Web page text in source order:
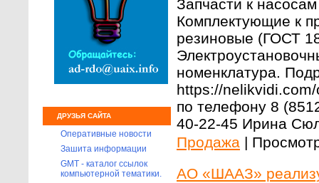
ДРУЗЬЯ САЙТА
Оперативные новости
Зашита информации
GMT - каталог ссылок
компьютерной тематики.
Запчасти к
Комплектующие к
резиновые (ГОСТ
номенклатура.
https://
по телефону 8
40-22-45 Ирина
Продажа |
АО «ШААЗ»